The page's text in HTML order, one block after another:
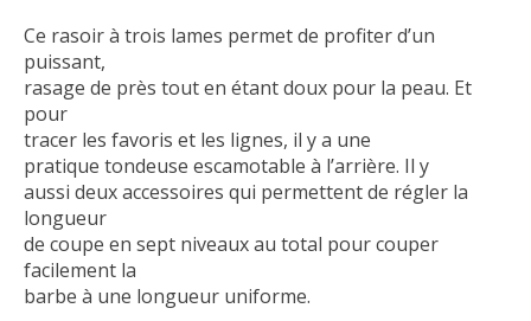
Ce rasoir à trois lames permet de profiter d’un
puissant,
rasage de près tout en étant doux pour la peau. Et
pour
tracer les favoris et les lignes, il y a une
pratique tondeuse escamotable à l’arrière. Il y
aussi deux accessoires qui permettent de régler la
longueur
de coupe en sept niveaux au total pour couper
facilement la
barbe à une longueur uniforme.